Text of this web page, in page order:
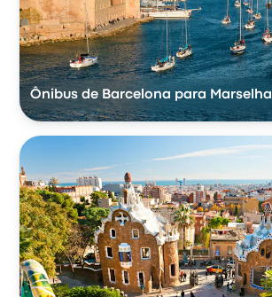
Ônibus de Barcelona para Marselha